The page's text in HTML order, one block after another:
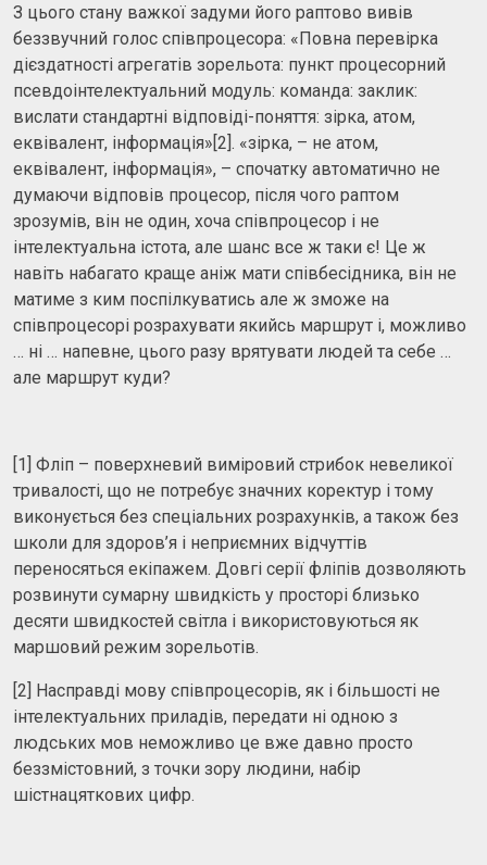
З цього стану важкої задуми його раптово вивів
беззвучний голос співпроцесора: «Повна перевірка
дієздатності агрегатів зорельота: пункт процесорний
псевдоінтелектуальний модуль: команда: заклик:
вислати стандартні відповіді-поняття: зірка, атом,
еквівалент, інформація»[2]. «зірка, – не атом,
еквівалент, інформація», – спочатку автоматично не
думаючи відповів процесор, після чого раптом
зрозумів, він не один, хоча співпроцесор і не
інтелектуальна істота, але шанс все ж таки є! Це ж
навіть набагато краще аніж мати співбесідника, він не
матиме з ким поспілкуватись але ж зможе на
співпроцесорі розрахувати якийсь маршрут і, можливо
… ні … напевне, цього разу врятувати людей та себе …
але маршрут куди?
[1] Фліп – поверхневий виміровий стрибок невеликої
тривалості, що не потребує значних коректур і тому
виконується без спеціальних розрахунків, а також без
школи для здоров’я і неприємних відчуттів
переносяться екіпажем. Довгі серії фліпів дозволяють
розвинути сумарну швидкість у просторі близько
десяти швидкостей світла і використовуються як
маршовий режим зорельотів.
[2] Насправді мову співпроцесорів, як і більшості не
інтелектуальних приладів, передати ні одною з
людських мов неможливо це вже давно просто
беззмістовний, з точки зору людини, набір
шістнацяткових цифр.